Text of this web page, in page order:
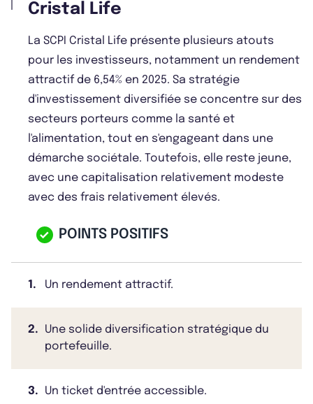
Cristal Life
La SCPI Cristal Life présente plusieurs atouts
pour les investisseurs, notamment un rendement
attractif de 6,54% en 2025. Sa stratégie
d'investissement diversifiée se concentre sur des
secteurs porteurs comme la santé et
l'alimentation, tout en s'engageant dans une
démarche sociétale. Toutefois, elle reste jeune,
avec une capitalisation relativement modeste
avec des frais relativement élevés.
POINTS POSITIFS
1. Un rendement attractif.
2.
Une solide diversification stratégique du
portefeuille.
3. Un ticket d'entrée accessible.